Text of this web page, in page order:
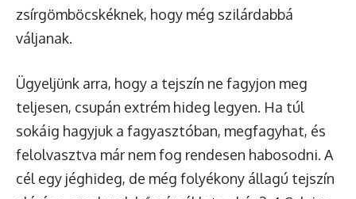
zsírgömböcskéknek, hogy még szilárdabbá
váljanak.
Ügyeljünk arra, hogy a tejszín ne fagyjon meg
teljesen, csupán extrém hideg legyen. Ha túl
sokáig hagyjuk a fagyasztóban, megfagyhat, és
felolvasztva már nem fog rendesen habosodni. A
cél egy jéghideg, de még folyékony állagú tejszín